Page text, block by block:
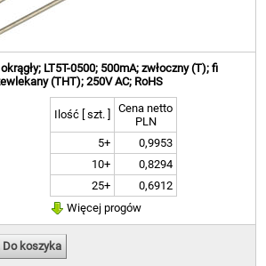
LT5T-0500; 500mA; zwłoczny (T); fi
(THT); 250V AC; RoHS
Ilość [ szt. ]
Cena netto
PLN
5+
0,9953
10+
0,8294
25+
0,6912
Więcej progów
Do koszyka